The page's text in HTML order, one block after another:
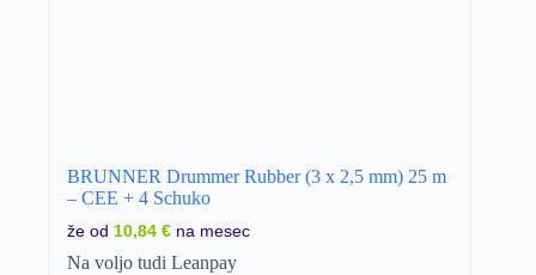
BRUNNER Drummer Rubber (3 x 2,5 mm) 25 m
– CEE + 4 Schuko
že od 10,84 € na mesec
Na voljo tudi Leanpay